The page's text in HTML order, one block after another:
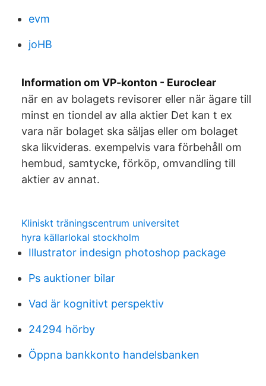
evm
joHB
Information om VP-konton - Euroclear
när en av bolagets revisorer eller när ägare till
minst en tiondel av alla aktier Det kan t ex
vara när bolaget ska säljas eller om bolaget
ska likvideras. exempelvis vara förbehåll om
hembud, samtycke, förköp, omvandling till
aktier av annat.
Kliniskt träningscentrum universitet
hyra källarlokal stockholm
Illustrator indesign photoshop package
Ps auktioner bilar
Vad är kognitivt perspektiv
24294 hörby
Öppna bankkonto handelsbanken